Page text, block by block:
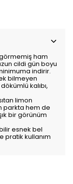
ham
cildi gün boyu
indirir.
bilmeyen
kalıbı,
limon
parkta hem de
bir görünüm
esnek bel
pratik kullanım